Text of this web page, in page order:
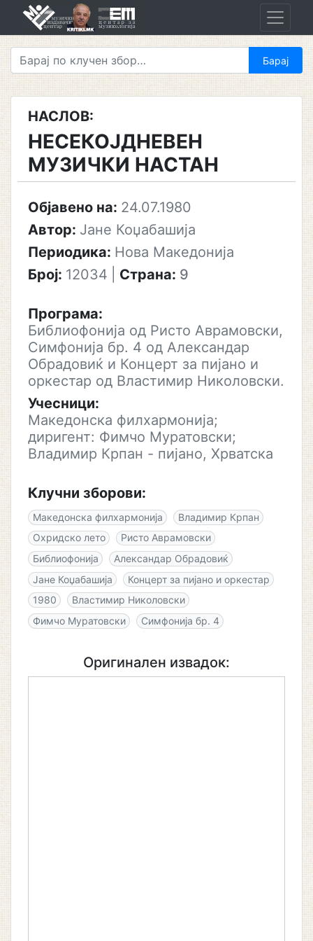
НАСЛОВ:
НЕСЕКОЈДНЕВЕН
МУЗИЧКИ НАСТАН
Објавено на: 24.07.1980
Автор: Јане Коџабашија
Периодика: Нова Македонија
Број: 12034 Страна: 9
Програма:
Библиофонија од Ристо Аврамовски,
Симфонија бр. 4 од Александар
Обрадовиќ и Концерт за пијано и
оркестар од Властимир Николовски.
Учесници:
Македонска филхармонија;
диригент: Фимчо Муратовски;
Владимир Крпан - пијано, Хрватска
Клучни зборови:
Македонска филхармонија
Владимир Крпан
Охридско лето
Ристо Аврамовски
Библиофонија
Александар Обрадовиќ
Јане Коџабашија
Концерт за пијано и оркестар
1980
Властимир Николовски
Фимчо Муратовски
Симфонија бр. 4
Оригинален извадок: